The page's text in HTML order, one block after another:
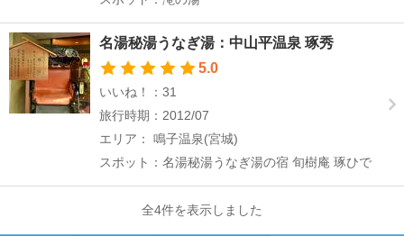
名湯秘湯うなぎ湯：中山平温泉 琢秀
5.0
いいね！：31
旅行時期：2012/07
エリア： 鳴子温泉(宮城)
スポット：名湯秘湯うなぎ湯の宿 旬樹庵 琢ひで
全4件を表示しました